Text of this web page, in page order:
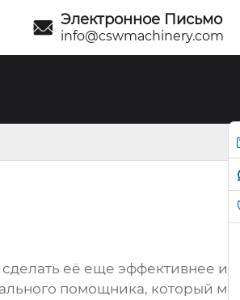
 Электронное Письмо
info@cswmachinery.com
её еще эффективнее и
помощника, который